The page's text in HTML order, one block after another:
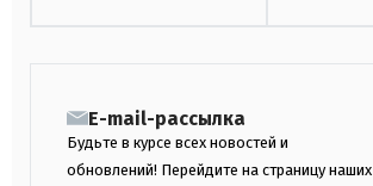
E-mail-рассылка
Будьте в курсе всех новостей и
обновлений! Перейдите на страницу наших